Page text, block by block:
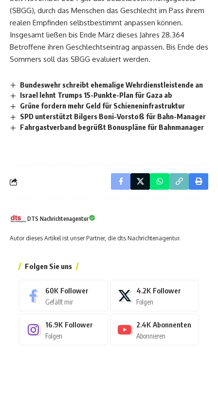
(SBGG), durch das Menschen das Geschlecht im Pass ihrem
realen Empfinden selbstbestimmt anpassen können.
Insgesamt ließen bis Ende März dieses Jahres 28.364
Betroffene ihren Geschlechtseintrag anpassen. Bis Ende des
Sommers soll das SBGG evaluiert werden.
Bundeswehr schreibt ehemalige Wehrdienstleistende an
Israel lehnt Trumps 15-Punkte-Plan für Gaza ab
Grüne fordern mehr Geld für Schieneninfrastruktur
SPD unterstützt Bilgers Boni-Vorstoß für Bahn-Manager
Fahrgastverband begrüßt Bonuspläne für Bahnmanager
DTS Nachrichtenagentur
Autor dieses Artikel ist unser Partner, die dts Nachrichtenagentur.
Folgen Sie uns
60K Follower
Gefällt mir
4.2K Follower
Folgen
16.9K Follower
Folgen
2.4K Abonnenten
Abonnieren